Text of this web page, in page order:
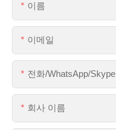
이름
이메일
전화/WhatsApp/Skype
회사 이름